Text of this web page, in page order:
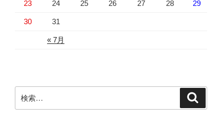
« 7月
23 24 25 26 27 28 29
30 31
索: